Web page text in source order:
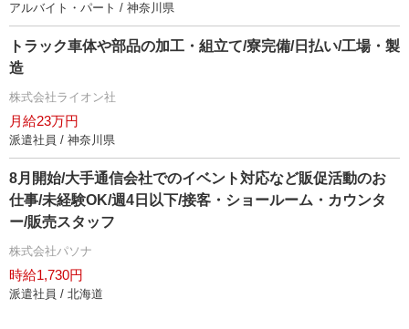
アルバイト・パート / 神奈川県
トラック車体や部品の加工・組立て/寮完備/日払い/工場・製
造
株式会社ライオン社
月給23万円
派遣社員 / 神奈川県
8月開始/大手通信会社でのイベント対応など販促活動のお
仕事/未経験OK/週4日以下/接客・ショールーム・カウンタ
ー/販売スタッフ
株式会社パソナ
時給1,730円
派遣社員 / 北海道